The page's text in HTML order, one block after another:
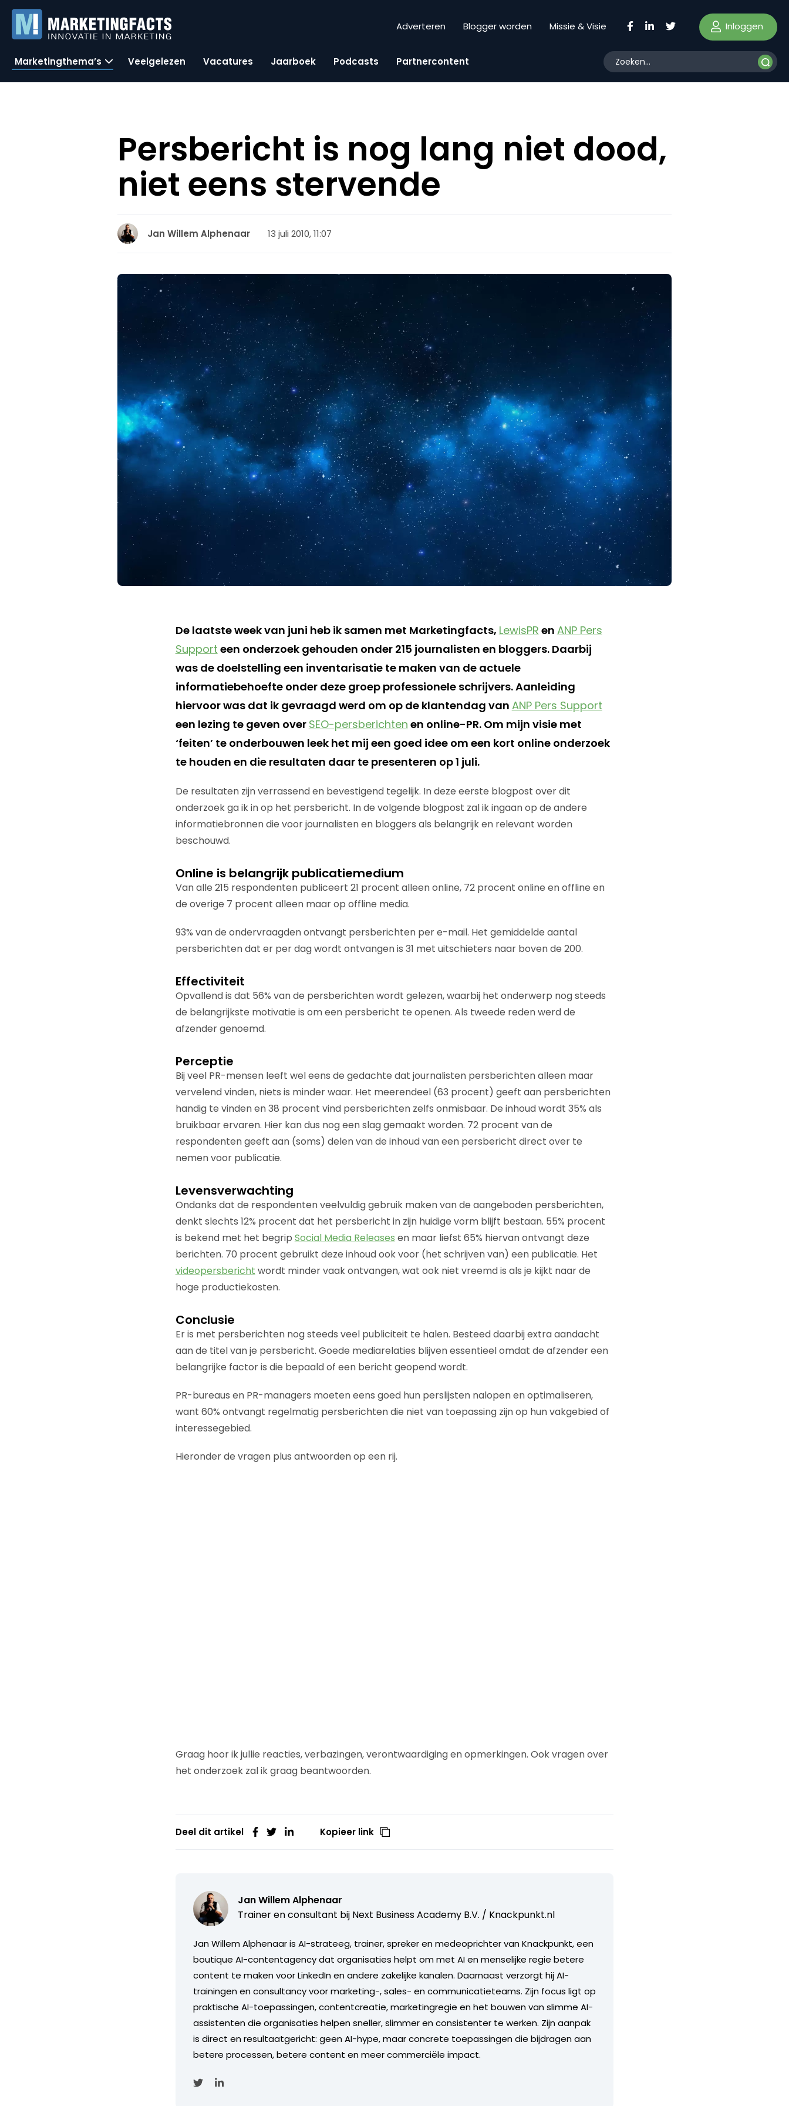
Adverteren Blogger worden Missie & Visie Inloggen
Marketingthema’s Veelgelezen Vacatures Jaarboek Podcasts Partnercontent
Persbericht is nog lang niet dood,
niet eens stervende
Jan Willem Alphenaar 13 juli 2010, 11:07
De laatste week van juni heb ik samen met Marketingfacts, LewisPR en ANP Pers
Support een onderzoek gehouden onder 215 journalisten en bloggers. Daarbij
was de doelstelling een inventarisatie te maken van de actuele
informatiebehoefte onder deze groep professionele schrijvers. Aanleiding
hiervoor was dat ik gevraagd werd om op de klantendag van ANP Pers Support
een lezing te geven over SEO-persberichten en online-PR. Om mijn visie met
‘feiten’ te onderbouwen leek het mij een goed idee om een kort online onderzoek
te houden en die resultaten daar te presenteren op 1 juli.
De resultaten zijn verrassend en bevestigend tegelijk. In deze eerste blogpost over dit
onderzoek ga ik in op het persbericht. In de volgende blogpost zal ik ingaan op de andere
informatiebronnen die voor journalisten en bloggers als belangrijk en relevant worden
beschouwd.
Online is belangrijk publicatiemedium
Van alle 215 respondenten publiceert 21 procent alleen online, 72 procent online en offline en
de overige 7 procent alleen maar op offline media.
93% van de ondervraagden ontvangt persberichten per e-mail. Het gemiddelde aantal
persberichten dat er per dag wordt ontvangen is 31 met uitschieters naar boven de 200.
Effectiviteit
Opvallend is dat 56% van de persberichten wordt gelezen, waarbij het onderwerp nog steeds
de belangrijkste motivatie is om een persbericht te openen. Als tweede reden werd de
afzender genoemd.
Perceptie
Bij veel PR-mensen leeft wel eens de gedachte dat journalisten persberichten alleen maar
vervelend vinden, niets is minder waar. Het meerendeel (63 procent) geeft aan persberichten
handig te vinden en 38 procent vind persberichten zelfs onmisbaar. De inhoud wordt 35% als
bruikbaar ervaren. Hier kan dus nog een slag gemaakt worden. 72 procent van de
respondenten geeft aan (soms) delen van de inhoud van een persbericht direct over te
nemen voor publicatie.
Levensverwachting
Ondanks dat de respondenten veelvuldig gebruik maken van de aangeboden persberichten,
denkt slechts 12% procent dat het persbericht in zijn huidige vorm blijft bestaan. 55% procent
is bekend met het begrip Social Media Releases en maar liefst 65% hiervan ontvangt deze
berichten. 70 procent gebruikt deze inhoud ook voor (het schrijven van) een publicatie. Het
videopersbericht wordt minder vaak ontvangen, wat ook niet vreemd is als je kijkt naar de
hoge productiekosten.
Conclusie
Er is met persberichten nog steeds veel publiciteit te halen. Besteed daarbij extra aandacht
aan de titel van je persbericht. Goede mediarelaties blijven essentieel omdat de afzender een
belangrijke factor is die bepaald of een bericht geopend wordt.
PR-bureaus en PR-managers moeten eens goed hun perslijsten nalopen en optimaliseren,
want 60% ontvangt regelmatig persberichten die niet van toepassing zijn op hun vakgebied of
interessegebied.
Hieronder de vragen plus antwoorden op een rij.
Graag hoor ik jullie reacties, verbazingen, verontwaardiging en opmerkingen. Ook vragen over
het onderzoek zal ik graag beantwoorden.
Deel dit artikel Kopieer link
Jan Willem Alphenaar
Trainer en consultant bij Next Business Academy B.V. / Knackpunkt.nl
Jan Willem Alphenaar is AI-strateeg, trainer, spreker en medeoprichter van Knackpunkt, een
boutique AI-contentagency dat organisaties helpt om met AI en menselijke regie betere
content te maken voor LinkedIn en andere zakelijke kanalen. Daarnaast verzorgt hij AI-
trainingen en consultancy voor marketing-, sales- en communicatieteams. Zijn focus ligt op
praktische AI-toepassingen, contentcreatie, marketingregie en het bouwen van slimme AI-
assistenten die organisaties helpen sneller, slimmer en consistenter te werken. Zijn aanpak
is direct en resultaatgericht: geen AI-hype, maar concrete toepassingen die bijdragen aan
betere processen, betere content en meer commerciële impact.